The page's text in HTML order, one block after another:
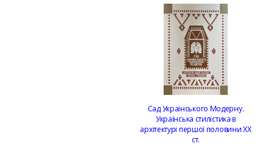
Сад Українського Модерну.
Українська стилістика в
архітектурі першої половини ХХ
ст.